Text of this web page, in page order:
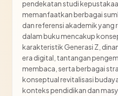
pendekatan studi
memanfaatkan berbagai
dan referensi akademik yang
dalam buku mencakup
karakteristik Generasi Z,
era digital, tantangan
membaca, serta berbagai
konseptual revitalisasi
konteks pendidikan dan